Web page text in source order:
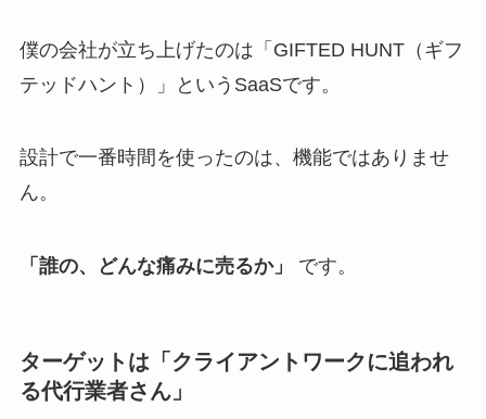
僕の会社が立ち上げたのは「GIFTED HUNT（ギフ
テッドハント）」というSaaSです。
設計で一番時間を使ったのは、機能ではありませ
ん。
「誰の、どんな痛みに売るか」 です。
ターゲットは「クライアントワークに追われ
る代行業者さん」